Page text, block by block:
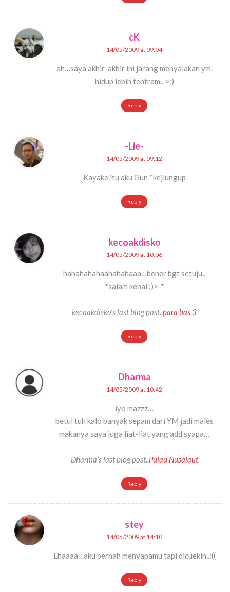
cK
14/05/2009 at 09:04
ah…saya akhir-akhir ini jarang menyalakan ym.
hidup lebih tentram.. >:)
Reply
-Lie-
14/05/2009 at 09:12
Kayake itu aku Gun *kejlungup
Reply
kecoakdisko
14/05/2009 at 10:06
hahahahahaahahahaaa…bener bgt setuju..
*salam kenal :)>-*
kecoakdisko’s last blog post..para bas 3
Reply
Dharma
14/05/2009 at 10:42
iyo mazzz…
betul tuh kalo banyak sepam dari YM jadi males
makanya saya juga liat-liat yang add syapa…
Dharma’s last blog post..Pulau Nusalaut
Reply
stey
14/05/2009 at 14:10
Lhaaaa…aku pernah menyapamu tapi dicuekin..:((
Reply